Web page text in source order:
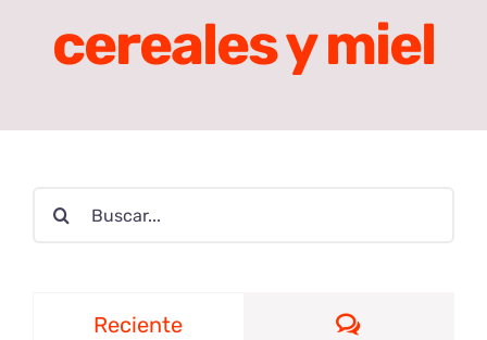
cereales y miel
Buscar:
Reciente